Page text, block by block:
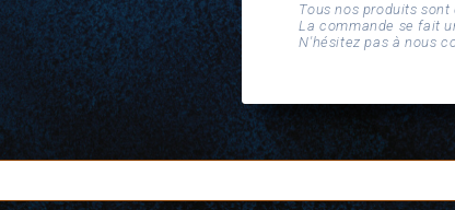
Tous nos produits
La commande se fait
N'hésitez pas à nous